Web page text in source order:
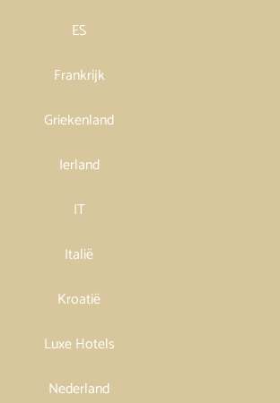
ES
Frankrijk
Griekenland
Ierland
IT
Italië
Kroatië
Luxe Hotels
Nederland